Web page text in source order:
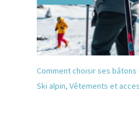
Comment choisir ses bâtons
Ski alpin, Vêtements et